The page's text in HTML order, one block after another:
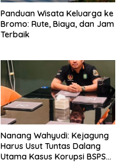
Panduan Wisata Keluarga ke
Bromo: Rute, Biaya, dan Jam
Terbaik
Nanang Wahyudi: Kejagung
Harus Usut Tuntas Dalang
Utama Kasus Korupsi BSPS